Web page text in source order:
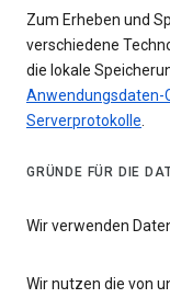
Zum Erheben und
verschiedene
die lokale
Anwendungsdaten-
Serverprotokolle.
GRÜNDE FÜR DIE
Wir verwenden
Wir nutzen die von